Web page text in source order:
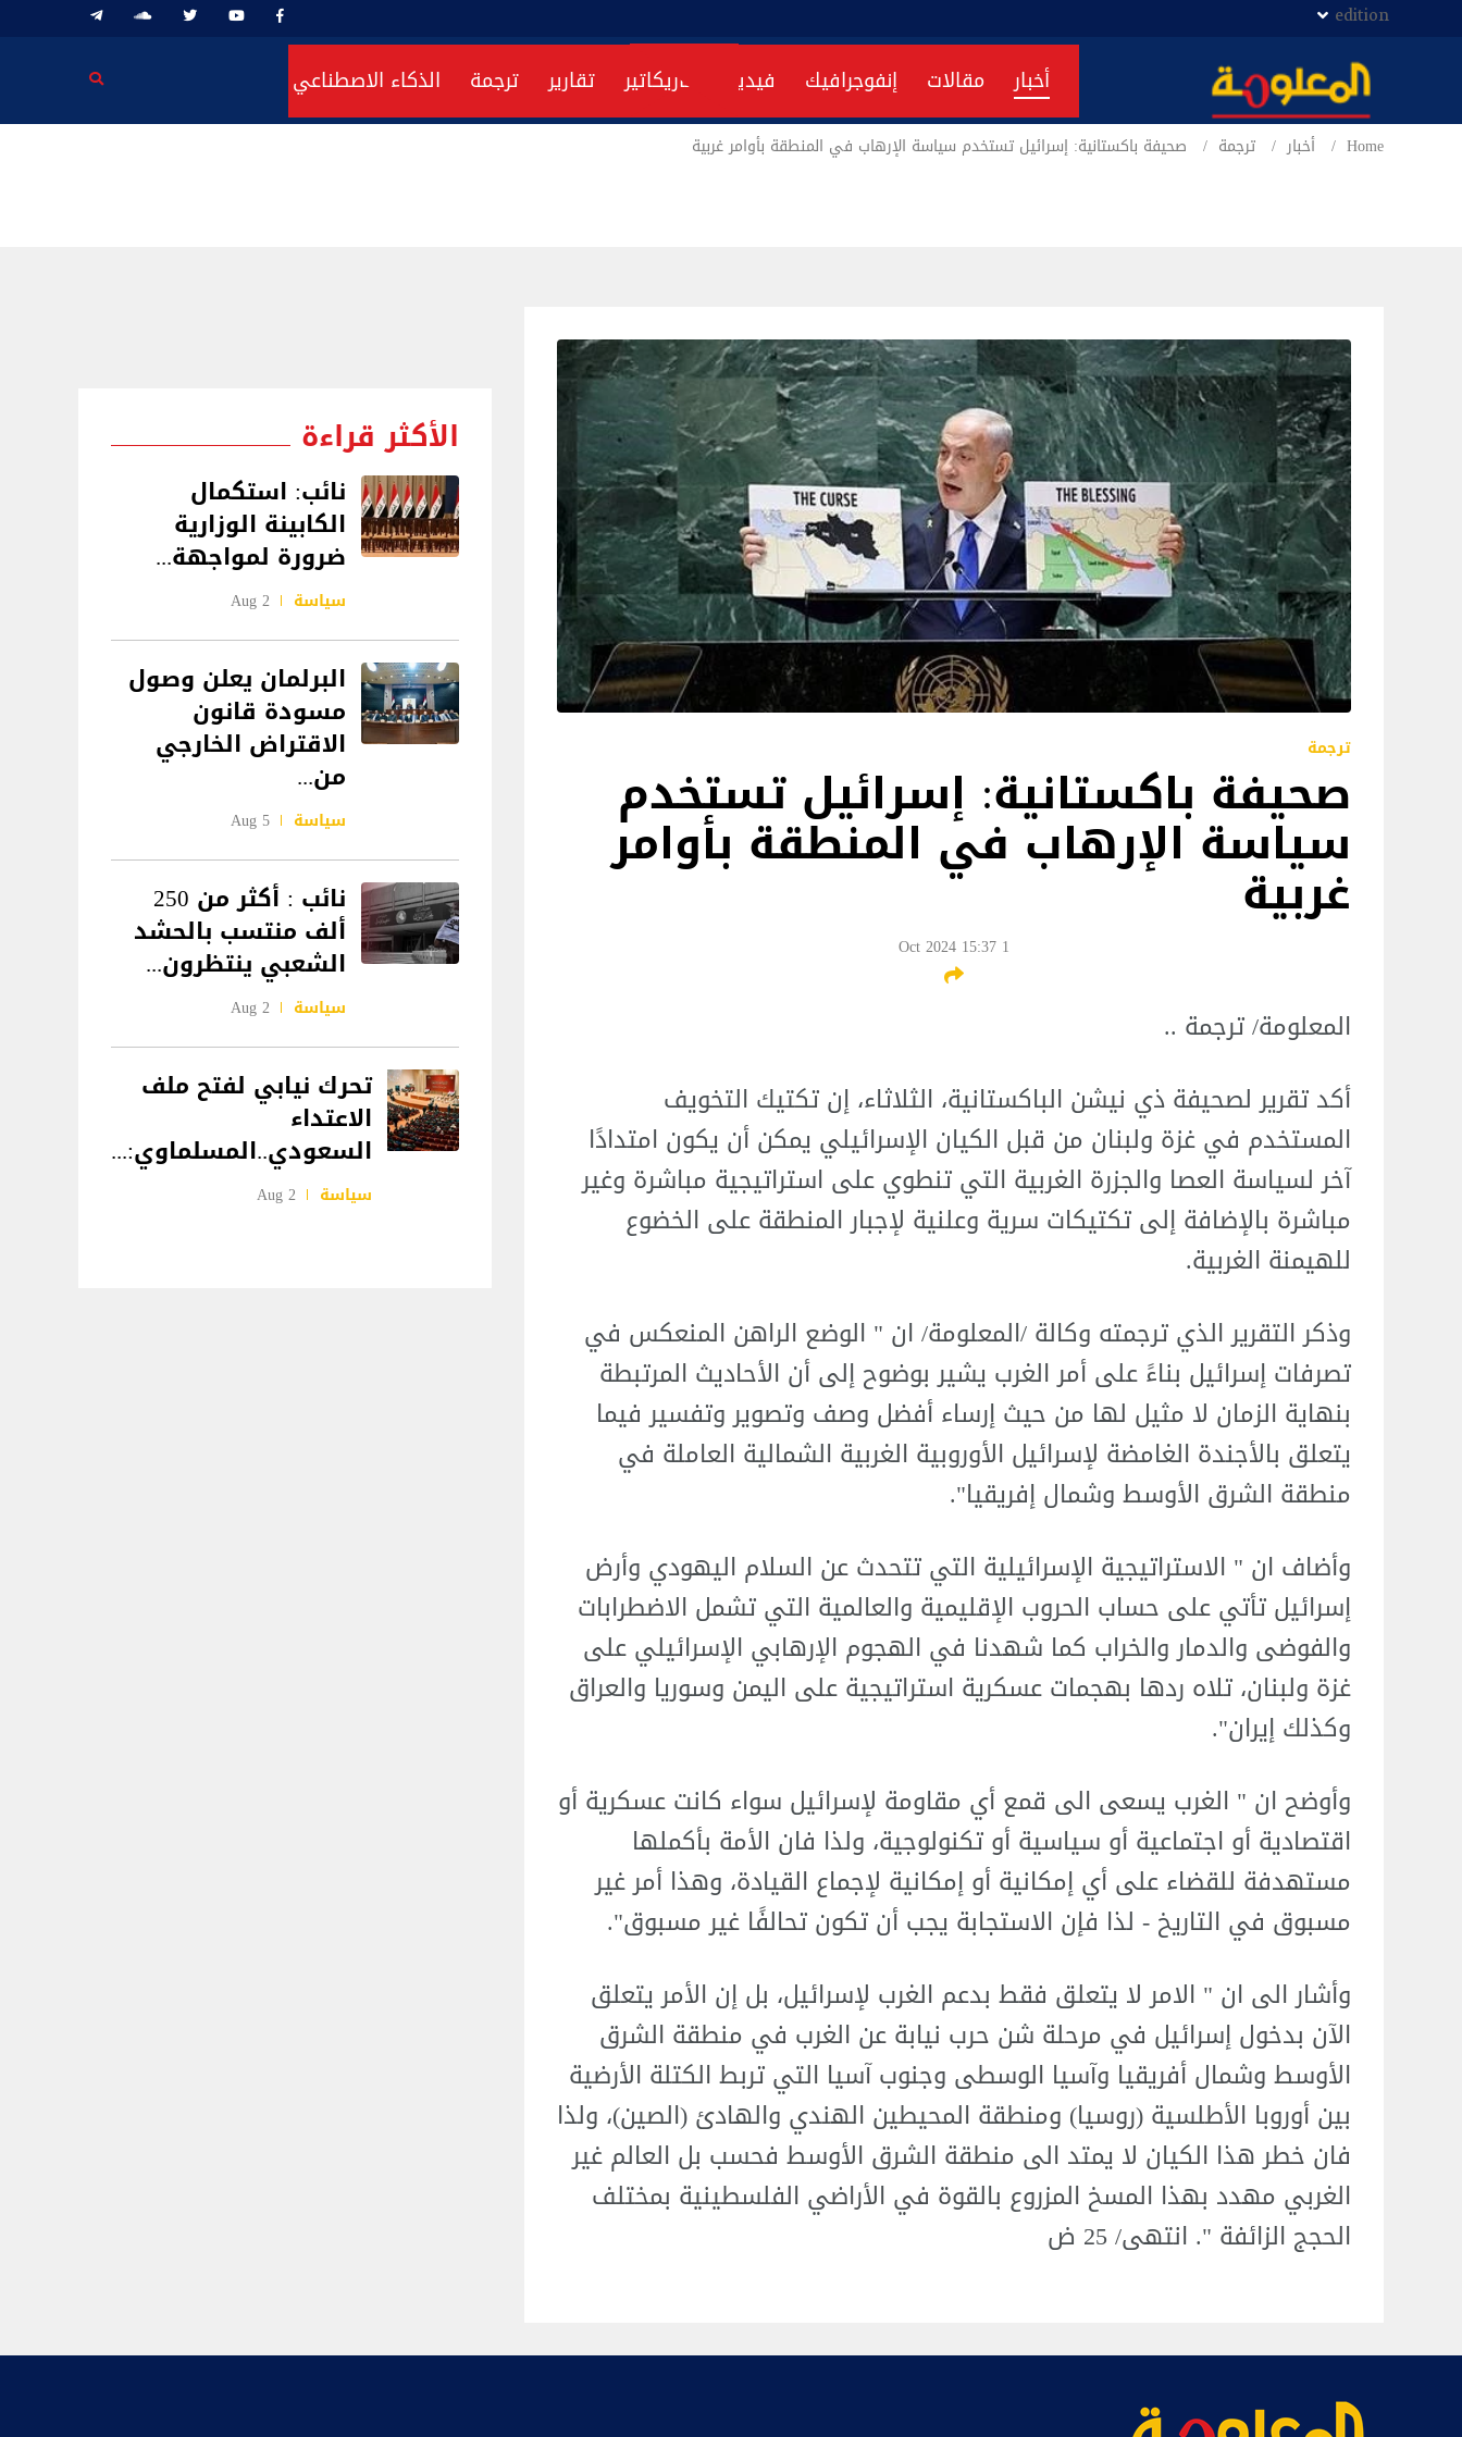
edition
أخبار مقالات إنفوجرافيك فيديو كاريكاتير تقارير ترجمة الذكاء الاصطناعي
Home أخبار ترجمة صحيفة باكستانية: إسرائيل تستخدم سياسة الإرهاب في المنطقة بأوامر غربية
ترجمة
صحيفة باكستانية: إسرائيل تستخدم
سياسة الإرهاب في المنطقة بأوامر
غربية
1 Oct 2024 15:37
المعلومة/ ترجمة ..
أكد تقرير لصحيفة ذي نيشن الباكستانية، الثلاثاء، إن تكتيك التخويف
المستخدم في غزة ولبنان من قبل الكيان الإسرائيلي يمكن أن يكون امتدادًا
آخر لسياسة العصا والجزرة الغربية التي تنطوي على استراتيجية مباشرة وغير
مباشرة بالإضافة إلى تكتيكات سرية وعلنية لإجبار المنطقة على الخضوع
للهيمنة الغربية.
وذكر التقرير الذي ترجمته وكالة /المعلومة/ ان " الوضع الراهن المنعكس في
تصرفات إسرائيل بناءً على أمر الغرب يشير بوضوح إلى أن الأحاديث المرتبطة
بنهاية الزمان لا مثيل لها من حيث إرساء أفضل وصف وتصوير وتفسير فيما
يتعلق بالأجندة الغامضة لإسرائيل الأوروبية الغربية الشمالية العاملة في
منطقة الشرق الأوسط وشمال إفريقيا".
وأضاف ان " الاستراتيجية الإسرائيلية التي تتحدث عن السلام اليهودي وأرض
إسرائيل تأتي على حساب الحروب الإقليمية والعالمية التي تشمل الاضطرابات
والفوضى والدمار والخراب كما شهدنا في الهجوم الإرهابي الإسرائيلي على
غزة ولبنان، تلاه ردها بهجمات عسكرية استراتيجية على اليمن وسوريا والعراق
وكذلك إيران".
وأوضح ان " الغرب يسعى الى قمع أي مقاومة لإسرائيل سواء كانت عسكرية أو
اقتصادية أو اجتماعية أو سياسية أو تكنولوجية، ولذا فان الأمة بأكملها
مستهدفة للقضاء على أي إمكانية أو إمكانية لإجماع القيادة، وهذا أمر غير
مسبوق في التاريخ - لذا فإن الاستجابة يجب أن تكون تحالفًا غير مسبوق".
وأشار الى ان " الامر لا يتعلق فقط بدعم الغرب لإسرائيل، بل إن الأمر يتعلق
الآن بدخول إسرائيل في مرحلة شن حرب نيابة عن الغرب في منطقة الشرق
الأوسط وشمال أفريقيا وآسيا الوسطى وجنوب آسيا التي تربط الكتلة الأرضية
بين أوروبا الأطلسية (روسيا) ومنطقة المحيطين الهندي والهادئ (الصين)، ولذا
فان خطر هذا الكيان لا يمتد الى منطقة الشرق الأوسط فحسب بل العالم غير
الغربي مهدد بهذا المسخ المزروع بالقوة في الأراضي الفلسطينية بمختلف
الحجج الزائفة ". انتهى/ 25 ض
الأكثر قراءة
نائب: استكمال
الكابينة الوزارية
ضرورة لمواجهة...
سياسة 2 Aug
البرلمان يعلن وصول
مسودة قانون
الاقتراض الخارجي
من...
سياسة 5 Aug
نائب : أكثر من 250
ألف منتسب بالحشد
الشعبي ينتظرون...
سياسة 2 Aug
تحرك نيابي لفتح ملف
الاعتداء
السعودي..المسلماوي:...
سياسة 2 Aug